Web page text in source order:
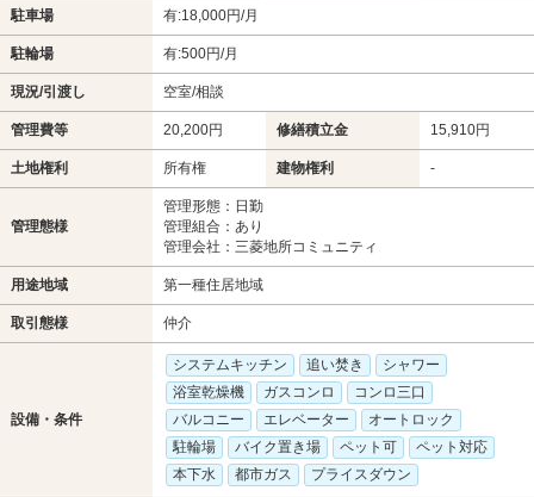
駐車場 有:18,000円/月
駐輪場 有:500円/月
現況/引渡し 空室/相談
管理費等 20,200円 修繕積立金 15,910円
土地権利 所有権 建物権利 -
管理態様
管理形態：日勤
管理組合：あり
管理会社：三菱地所コミュニティ
用途地域 第一種住居地域
取引態様 仲介
設備・条件
システムキッチン 追い焚き
シャワー
浴室乾燥機
ガスコンロ
コンロ三口
バルコニー
エレベーター
オートロック
駐輪場
バイク置き場 ペット可
ペット対応
本下水
都市ガス プライスダウン